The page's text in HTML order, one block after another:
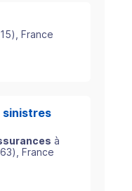
15) , France
sinistres
à
63) , France